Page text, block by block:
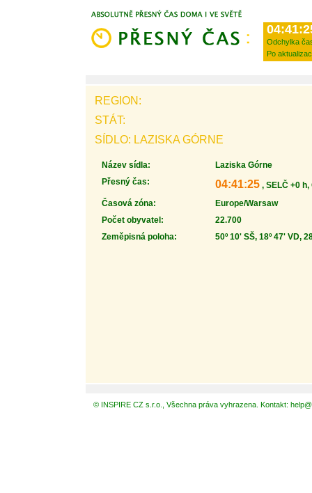
Odchylka
Po
REGION:
STÁT:
SÍDLO: LAZISKA GÓRNE
Název sídla:
Laziska Górne
Přesný čas:
04:41:25 , SELČ +0 h,
Časová zóna:
Europe/Warsaw
Počet obyvatel:
22.700
Zeměpisná poloha:
50º 10' SŠ, 18º 47' VD,
© INSPIRE CZ s.r.o., Všechna práva vyhrazena. Kontakt: